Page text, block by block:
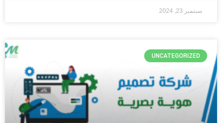
سبتمبر 23, 2024
UNCATEGORIZED